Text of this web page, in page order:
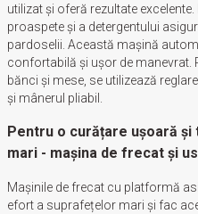
utilizat și oferă rezultate
proaspete și a detergentului
pardoselii. Această mașină
confortabilă și ușor de
bănci și mese, se utilizează
și mânerul pliabil.
Pentru o curățare ușoară
mari - mașina de frecat și
Mașinile de frecat cu platformă
efort a suprafețelor mari și fac